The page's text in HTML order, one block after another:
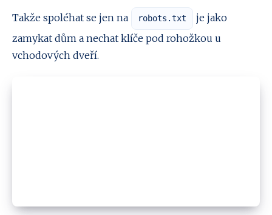
Takže spoléhat se jen na robots.txt
je jako
zamykat dům a nechat klíče pod rohožkou u
vchodových dveří.